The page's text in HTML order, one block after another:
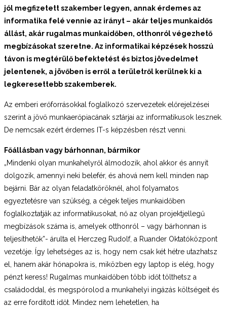
jól megfizetett szakember legyen, annak érdemes az
informatika felé vennie az irányt – akár teljes munkaidős
állást, akár rugalmas munkaidőben, otthonról végezhető
megbízásokat szeretne. Az informatikai képzések hosszú
távon is megtérülő befektetést és biztos jövedelmet
jelentenek, a jövőben is erről a területről kerülnek ki a
legkeresettebb szakemberek.
Az emberi erőforrásokkal foglalkozó szervezetek előrejelzései
szerint a jövő munkaerőpiacának sztárjai az informatikusok lesznek.
De nemcsak ezért érdemes IT-s képzésben részt venni.
Főállásban vagy bárhonnan, bármikor
„Mindenki olyan munkahelyről álmodozik, ahol akkor és annyit
dolgozik, amennyi neki belefér, és ahová nem kell minden nap
bejárni. Bár az olyan feladatköröknél, ahol folyamatos
egyeztetésre van szükség, a cégek teljes munkaidőben
foglalkoztatják az informatikusokat, nő az olyan projektjellegű
megbízások száma is, amelyek otthonról – vagy bárhonnan is
teljesíthetők”- árulta el Herczeg Rudolf, a Ruander Oktatóközpont
vezetője. Így lehetséges az is, hogy nem csak két hétre utazhatsz
el, hanem akár hónapokra is, miközben egy laptop is elég, hogy
pénzt keress! Rugalmas munkaidőben több időt tölthetsz a
családoddal, és megspórolod a munkahelyi ingázás költségeit és
az erre fordított időt. Mindez nem lehetetlen, ha